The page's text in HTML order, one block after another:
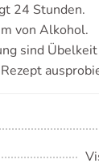
24 Stunden.
von Alkohol.
sind